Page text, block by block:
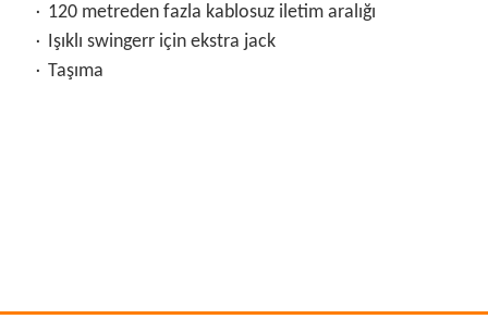
۰ 120 metreden fazla kablosuz iletim aralığı
۰ Işıklı swingerr için ekstra jack
۰ Taşıma